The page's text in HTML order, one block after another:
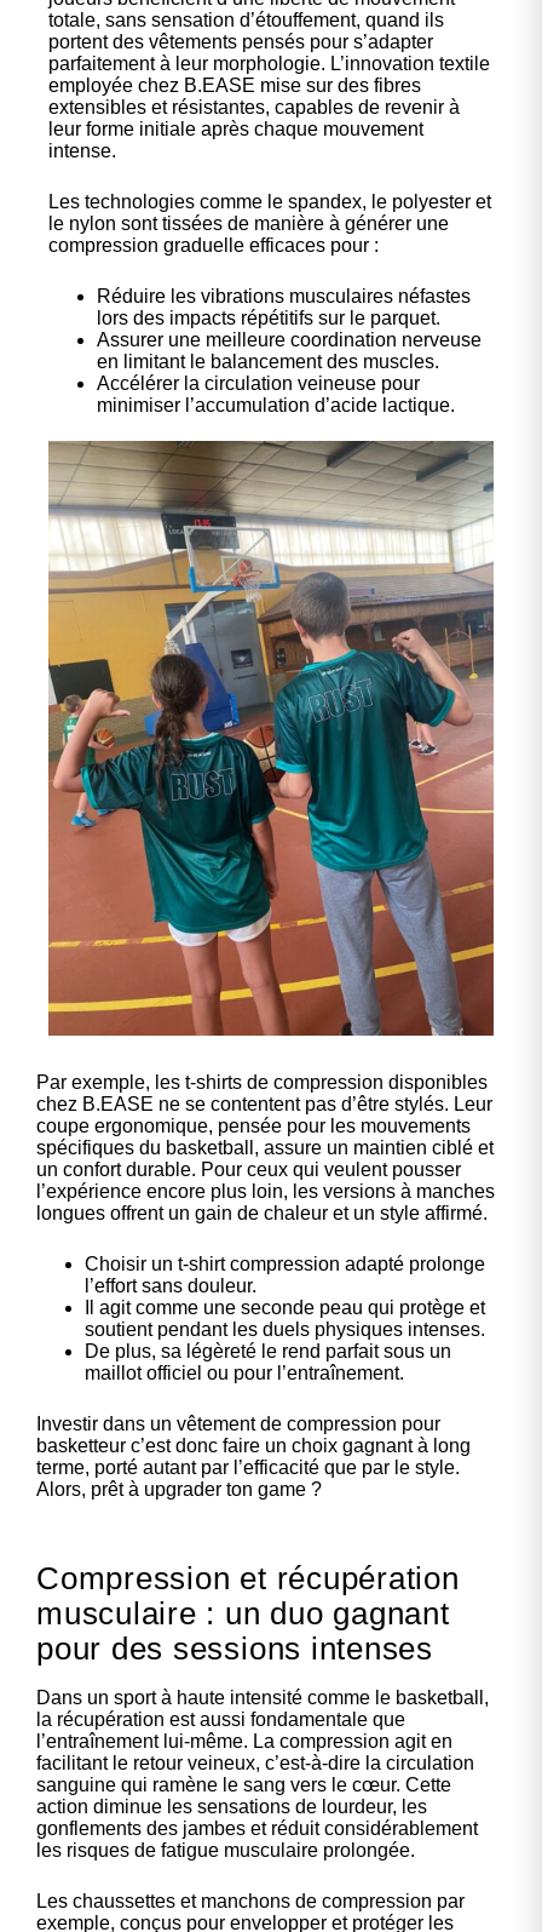
totale, sans sensation d’étouffement, quand ils
portent des vêtements pensés pour s’adapter
parfaitement à leur morphologie. L’innovation textile
employée chez B.EASE mise sur des fibres
extensibles et résistantes, capables de revenir à
leur forme initiale après chaque mouvement
intense.
Les technologies comme le spandex, le polyester et
le nylon sont tissées de manière à générer une
compression graduelle efficaces pour :
Réduire les vibrations musculaires néfastes
lors des impacts répétitifs sur le parquet.
Assurer une meilleure coordination nerveuse
en limitant le balancement des muscles.
Accélérer la circulation veineuse pour
minimiser l’accumulation d’acide lactique.
Par exemple, les t-shirts de compression disponibles
chez B.EASE ne se contentent pas d’être stylés. Leur
coupe ergonomique, pensée pour les mouvements
spécifiques du basketball, assure un maintien ciblé et
un confort durable. Pour ceux qui veulent pousser
l’expérience encore plus loin, les versions à manches
longues offrent un gain de chaleur et un style affirmé.
Choisir un t-shirt compression adapté prolonge
l’effort sans douleur.
Il agit comme une seconde peau qui protège et
soutient pendant les duels physiques intenses.
De plus, sa légèreté le rend parfait sous un
maillot officiel ou pour l’entraînement.
Investir dans un vêtement de compression pour
basketteur c’est donc faire un choix gagnant à long
terme, porté autant par l’efficacité que par le style.
Alors, prêt à upgrader ton game ?
Compression et récupération
musculaire : un duo gagnant
pour des sessions intenses
Dans un sport à haute intensité comme le basketball,
la récupération est aussi fondamentale que
l’entraînement lui-même. La compression agit en
facilitant le retour veineux, c’est-à-dire la circulation
sanguine qui ramène le sang vers le cœur. Cette
action diminue les sensations de lourdeur, les
gonflements des jambes et réduit considérablement
les risques de fatigue musculaire prolongée.
Les chaussettes et manchons de compression par
exemple, conçus pour envelopper et protéger les